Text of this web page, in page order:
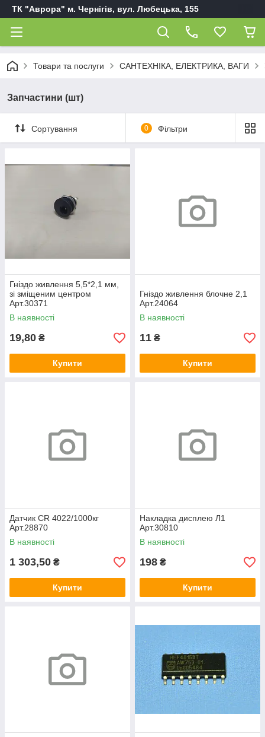
ТК "Аврора" м. Чернігів, вул. Любецька, 155
Товари та послуги САНТЕХНІКА, ЕЛЕКТРИКА, ВАГИ
Запчастини (шт)
Сортування 0 Фільтри
Гніздо живлення 5,5*2,1 мм,
зі зміщеним центром
Арт.30371
В наявності
19,80 ₴
Купити
Гніздо живлення блочне 2,1
Арт.24064
В наявності
11 ₴
Купити
Датчик CR 4022/1000кг
Арт.28870
В наявності
1 303,50 ₴
Купити
Накладка дисплею Л1
Арт.30810
В наявності
198 ₴
Купити